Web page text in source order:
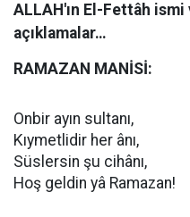
ALLAH'ın El-Fettâh
açıklamalar…
RAMAZAN MANİSİ:
Onbir ayın sultanı,
Kıymetlidir her ânı,
Süslersin şu cihânı,
Hoş geldin yâ Ramazan!